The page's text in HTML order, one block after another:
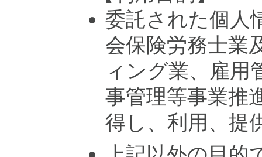
委託された個人
会保険労務士業
ィング業、雇用
事管理等事業推
得し、利用、提